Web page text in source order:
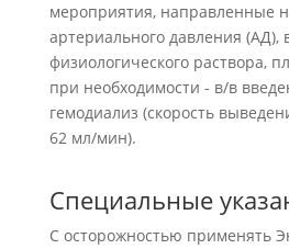
мероприятия, направленные
артериального давления (АД),
физиологического раствора,
при необходимости - в/в
гемодиализ (скорость
62 мл/мин).
Специальные
С осторожностью применять